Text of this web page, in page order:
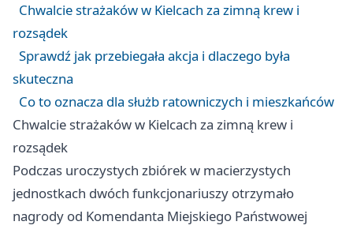
Chwalcie strażaków w Kielcach za zimną krew i
rozsądek
Sprawdź jak przebiegała akcja i dlaczego była
skuteczna
Co to oznacza dla służb ratowniczych i mieszkańców
Chwalcie strażaków w Kielcach za zimną krew i
rozsądek
Podczas uroczystych zbiórek w macierzystych
jednostkach dwóch funkcjonariuszy otrzymało
nagrody od Komendanta Miejskiego Państwowej